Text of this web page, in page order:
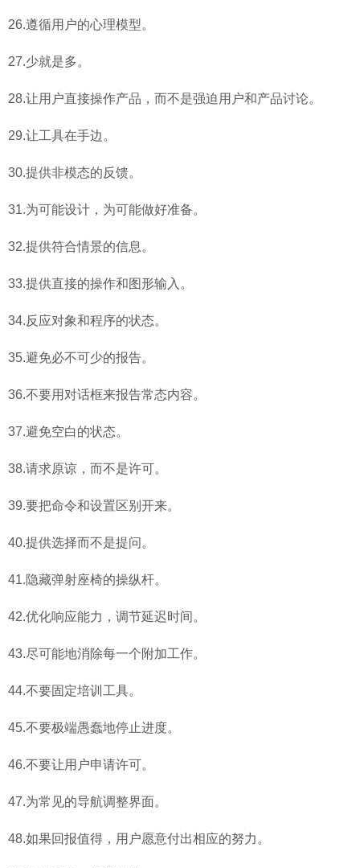
26.遵循用户的心理模型。
27.少就是多。
28.让用户直接操作产品，而不是强迫用户和产品讨论。
29.让工具在手边。
30.提供非模态的反馈。
31.为可能设计，为可能做好准备。
32.提供符合情景的信息。
33.提供直接的操作和图形输入。
34.反应对象和程序的状态。
35.避免必不可少的报告。
36.不要用对话框来报告常态内容。
37.避免空白的状态。
38.请求原谅，而不是许可。
39.要把命令和设置区别开来。
40.提供选择而不是提问。
41.隐藏弹射座椅的操纵杆。
42.优化响应能力，调节延迟时间。
43.尽可能地消除每一个附加工作。
44.不要固定培训工具。
45.不要极端愚蠢地停止进度。
46.不要让用户申请许可。
47.为常见的导航调整界面。
48.如果回报值得，用户愿意付出相应的努力。